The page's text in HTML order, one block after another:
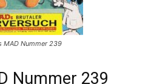
MAD Nummer 239
Nummer 239